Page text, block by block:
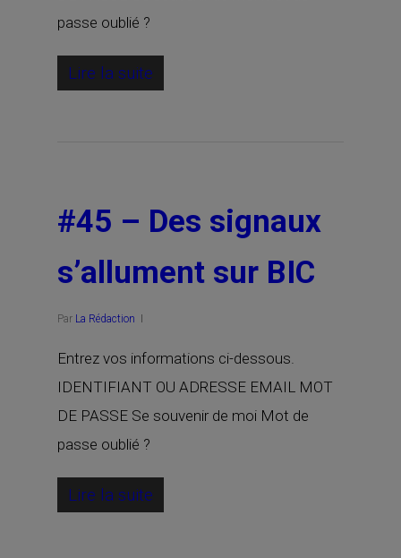
passe oublié ?
Lire la suite
#45 – Des signaux
s’allument sur BIC
Par La Rédaction
Entrez vos informations ci-dessous.
IDENTIFIANT OU ADRESSE EMAIL MOT
DE PASSE Se souvenir de moi Mot de
passe oublié ?
Lire la suite